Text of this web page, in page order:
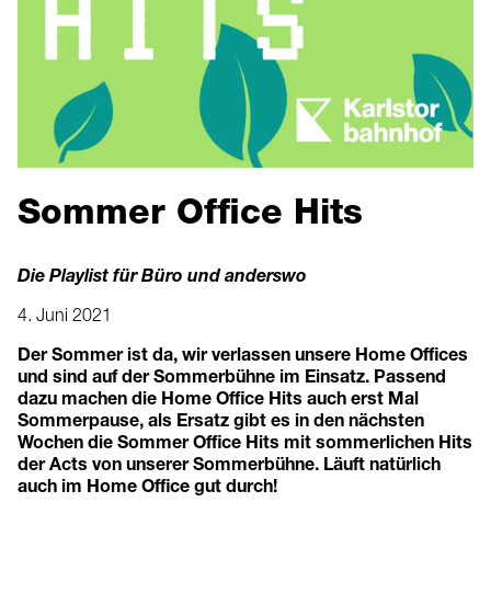
Sommer Office Hits
Die Playlist für Büro und anderswo
4. Juni 2021
Der Sommer ist da, wir verlassen unsere Home Offices
und sind auf der Sommerbühne im Einsatz. Passend
dazu machen die Home Office Hits auch erst Mal
Sommerpause, als Ersatz gibt es in den nächsten
Wochen die Sommer Office Hits mit sommerlichen Hits
der Acts von unserer Sommerbühne. Läuft natürlich
auch im Home Office gut durch!